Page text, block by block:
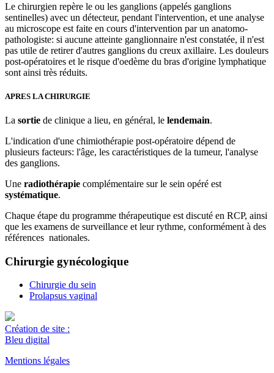
Le chirurgien repère le ou les ganglions (appelés ganglions
sentinelles) avec un détecteur, pendant l'intervention, et une analyse
au microscope est faite en cours d'intervention par un anatomo-
pathologiste: si aucune atteinte ganglionnaire n'est constatée, il n'est
pas utile de retirer d'autres ganglions du creux axillaire. Les douleurs
post-opératoires et le risque d'oedème du bras d'origine lymphatique
sont ainsi très réduits.
APRES LA CHIRURGIE
La sortie de clinique a lieu, en général, le lendemain.
L'indication d'une chimiothérapie post-opératoire dépend de
plusieurs facteurs: l'âge, les caractéristiques de la tumeur, l'analyse
des ganglions.
Une radiothérapie complémentaire sur le sein opéré est
systématique.
Chaque étape du programme thérapeutique est discuté en RCP, ainsi
que les examens de surveillance et leur rythme, conformément à des
références nationales.
Chirurgie gynécologique
Chirurgie du sein
Prolapsus vaginal
Création de site :
Bleu digital
Mentions légales